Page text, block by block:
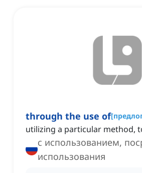
through the use of[
utilizing a particular method,
с использованием,
использования